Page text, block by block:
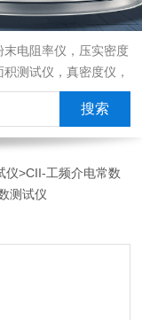
电阻率仪，压实密度
测试仪，真密度仪，
反应测定仪
仪>CII-工频介电常数
测试仪